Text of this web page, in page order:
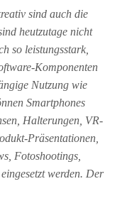
sind auch die
heutzutage nicht
so leistungsstark,
Komponenten
Nutzung wie
Smartphones
Halterungen, VR-
Präsentationen,
Fotoshootings,
werden. Der